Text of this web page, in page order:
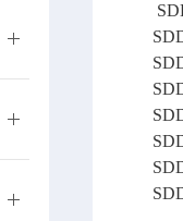
SD
SD
SD
SD
SD
SD
SD
SD